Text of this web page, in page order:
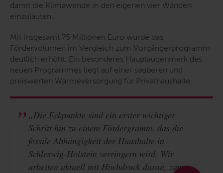
damit die Klimawende in den eigenen vier Wänden
einzuläuten.
Mit insgesamt 75 Millionen Euro wurde das
Fördervolumen im Vergleich zum Vorgängerprogramm
deutlich erhöht. Ein besonderes Hauptaugenmerk des
neuen Programmes liegt auf einer sauberen und
preiswerten Wärmeversorgung für Privathaushalte.
„Die Eckpunkte sind ein erster wichtiger
Schritt hin zu einem Fördergramm, das die
fossile Abhängigkeit der Haushalte in
Schleswig-Holstein verringern wird. Wir
arbeiten aktuell mit Hochdruck daran, zum